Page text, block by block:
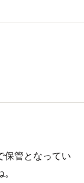
保管となってい